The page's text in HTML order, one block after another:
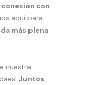
con
aquí para
más plena
nuestra
Juntos